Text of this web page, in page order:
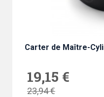
Carter de Maître-
19,15 €
23,94 €